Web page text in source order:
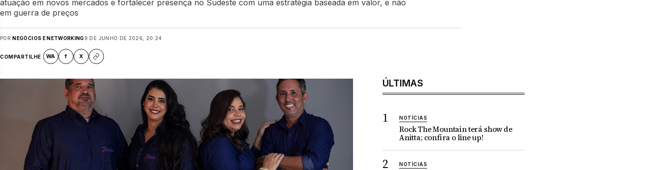
atuação em novos mercados e fortalecer presença no Sudeste com uma estratégia baseada em valor, e não
em guerra de preços
POR NEGÓCIOS E NETWORKING9 DE JUNHO DE 2026, 20:24
COMPARTILHE WA f X
ÚLTIMAS
NOTÍCIAS
Rock The Mountain terá show de
Anitta; confira o line up!
NOTÍCIAS